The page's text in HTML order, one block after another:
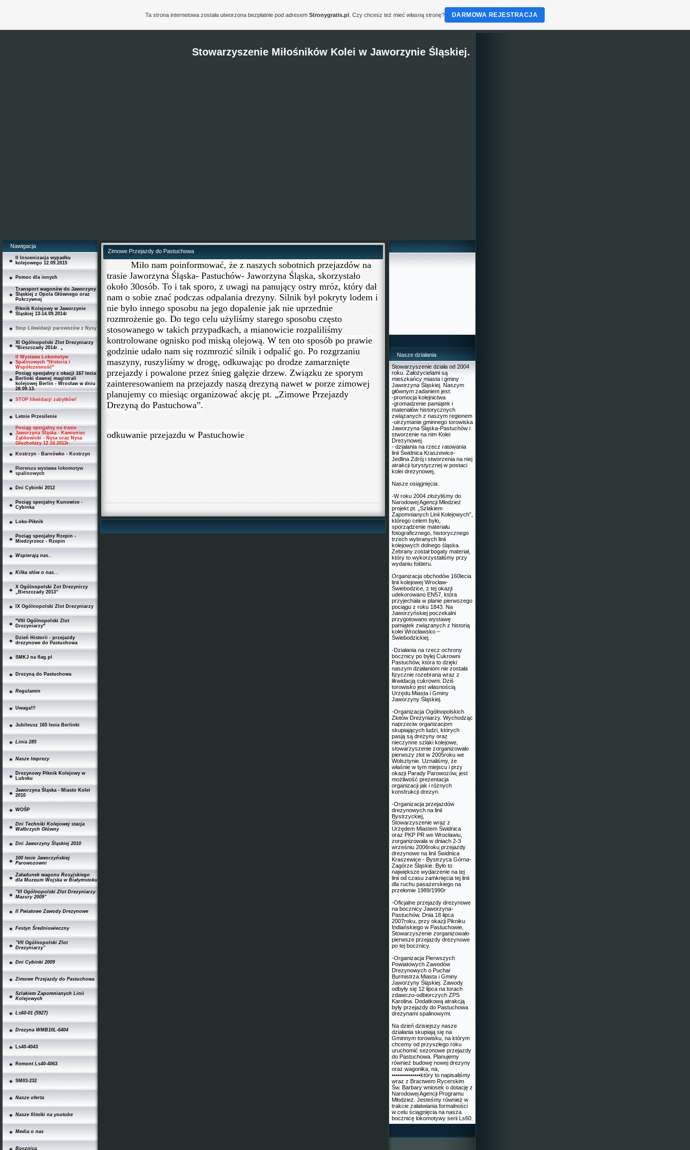
Stowarzyszenie Miłośników Kolei w Jaworzynie Śląskiej.
Nawigacja
II Inscenizacja wypadku
kolejowego 12.09.2015
Pomoc dla innych
Transport wagonów do Jaworzyny
Śląskiej z Opola Głównego oraz
Pokrzywnej
Piknik Kolejowy w Jaworzynie
Śląskiej 13-14.09.2014r
Stop Likwidacji parowozów z Nysy
XI Ogólnopolski Zlot Drezyniarzy
"Bieszczady 2014r. „
II Wystawa Lokomotyw
Spalinowych "Historia i
Współczesność"
Pociąg specjalny z okazji 167 lecia
Berlinki dawnej magistrali
kolejowej Berlin - Wrocław w dniu
28.09.13.
STOP likwidacji zabytków!
Letnie Przesilenie
Pociąg specjalny na trasie
Jaworzyna Śląska - Kamieniec
Ząbkowicki - Nysa oraz Nysa
Głuchołazy 12.10.2013r.
Kostrzyn - Barnówko - Kostrzyn
Pierwsza wystawa lokomotyw
spalinowych
Dni Cybinki 2012
Pociąg specjalny Kunowice -
Cybinka
Loko-Piknik
Pociąg specjalny Rzepin -
Miedzyrzecz - Rzepin
Wspierają nas..
Kilka słów o nas...
X Ogólnopolski Zot Drezynirzy
„Bieszczady 2013”
IX Ogólnopolski Zlot Drezyniarzy
"VIII Ogólnopolski Zlot
Drezyniarzy"
Dzień Historii - przejazdy
drezynowe do Pastuchowa
SMKJ na flag.pl
Drezyną do Pastuchowa
Regulamin
Uwaga!!!
Jubileusz 165 lecia Berlinki
Linia 285
Nasze Imprezy
Drezynowy Piknik Kolejowy w
Lubsku
Jaworzyna Śląska - Miasto Kolei
2010
WOŚP
Dni Techniki Kolejowej stacja
Wałbrzych Główny
Dni Jaworzyny Śląskiej 2010
100 lecie Jaworzyńskiej
Parowozowni
Załadunek wagonu Rosyjskiego
dla Muzeum Wojska w Białymstoku
"VI Ogólnopolski Zlot Drezyniarzy
Mazury 2009"
II Pwiatowe Zawody Drezynowe
Festyn Średniowieczny
"VII Ogólnopolski Zlot
Drezyniarzy"
Dni Cybinki 2009
Zimowe Przejazdy do Pastuchowa
Szlakiem Zapomnianych Linii
Kolejowych
Ls60-01 (5927)
Drezyna WMB10L-6404
Ls40-4043
Remont Ls40-4063
SM03-232
Nasze oferta
Nasze filmiki na youtube
Media o nas
Bocznica
Zimowe Przejazdy do Pastuchowa
Miło nam poinformować, że z naszych sobotnich przejazdów na
trasie Jaworzyna Śląska- Pastuchów- Jaworzyna Śląska, skorzystało
około 30osób. To i tak sporo, z uwagi na panujący ostry mróz, który dał
nam o sobie znać podczas odpalania drezyny. Silnik był pokryty lodem i
nie było innego sposobu na jego dopalenie jak nie uprzednie
rozmrożenie go. Do tego celu użyliśmy starego sposobu często
stosowanego w takich przypadkach, a mianowicie rozpaliliśmy
kontrolowane ognisko pod miską olejową. W ten oto sposób po prawie
godzinie udało nam się rozmrozić silnik i odpalić go. Po rozgrzaniu
maszyny, ruszyliśmy w drogę, odkuwając po drodze zamarznięte
przejazdy i powalone przez śnieg gałęzie drzew. Związku ze sporym
zainteresowaniem na przejazdy naszą drezyną nawet w porze zimowej
planujemy co miesiąc organizować akcję pt. „Zimowe Przejazdy
Drezyną do Pastuchowa”.
odkuwanie przejazdu w Pastuchowie
Nasze działania
Stowarzyszenie działa od 2004
roku. Założycielami są
mieszkańcy miasta i gminy
Jaworzyna Śląskiej. Naszym
głównym zadaniem jest:
-promocja kolejnictwa
-gromadzenie pamiątek i
materiałów historycznych
związanych z naszym regionem
-utrzymanie gminnego torowiska
Jaworzyna Śląska-Pastuchów i
stworzenie na nim Kolei
Drezynowej.
- działania na rzecz ratowania
linii Świdnica Kraszewice-
Jedlina Zdrój i stworzenia na niej
atrakcji turystycznej w postaci
kolei drezynowej,
Nasze osiągnięcia:
-W roku 2004 złożyliśmy do
Narodowej Agencji Młodzież
projekt pt. „Szlakiem
Zapomnianych Linii Kolejowych”,
którego celem było,
sporządzenie materiału
fotograficznego, historycznego
trzech wybranych linii
kolejowych dolnego śląska.
Zebrany został bogaty materiał,
który to wykorzystaliśmy przy
wydaniu folderu.
Organizacja obchodów 160lecia
linii kolejowej Wrocław-
Świebodzice, z tej okazji
udekorowano EN57, która
przyjechała w planie pierwszego
pociągu z roku 1843. Na
Jaworzyńskiej poczekalni
przygotowano wystawę
pamiątek związanych z historią
kolei Wrocławsko –
Świebodzickiej.
-Działania na rzecz ochrony
bocznicy po byłej Cukrowni
Pastuchów, która to dzięki
naszym działaniom nie została
fizycznie rozebrana wraz z
likwidacją cukrowni. Dziś
torowisko jest własnością
Urzędu Miasta i Gminy
Jaworzyny Śląskiej.
-Organizacja Ogólnopolskich
Zlotów Drezyniarzy. Wychodząc
naprzeciw organizacjom
skupiających ludzi, których
pasją są drezyny oraz
nieczynne szlaki kolejowe,
stowarzyszenie zorganizowało
pierwszy zlot w 2005roku we
Wolsztynie. Uznaliśmy, że
właśnie w tym miejscu i przy
okazji Parady Parowozów, jest
możliwość prezentacja
organizacji jak i różnych
konstrukcji drezyn.
-Organizacja przejazdów
drezynowych na linii
Bystrzyckiej,
Stowarzyszenie wraz z
Urzędem Miastem Świdnica
oraz PKP PR we Wrocławiu,
zorganizowała w dniach 2-3
wrześniu 2006roku przejazdy
drezynowe na linii Świdnica
Kraszewice - Bystrzyca Górna-
Zagórze Śląskie. Było to
największe wydarzenie na tej
linii od czasu zamknięcia tej linii
dla ruchu pasażerskiego na
przełomie 1989/1990r
-Oficjalne przejazdy drezynowe
na bocznicy Jaworzyna-
Pastuchów. Dnia 18 lipca
2007roku, przy okazji Pikniku
Indiańskiego w Pastuchowie,
Stowarzyszenie zorganizowało
pierwsze przejazdy drezynowe
po tej bocznicy.
-Organizacja Pierwszych
Powiatowych Zawodów
Drezynowych o Puchar
Burmistrza Miasta i Gminy
Jaworzyny Śląskiej. Zawody
odbyły się 12 lipca na torach
zdawczo-odbiorczych ZPS
Karolina. Dodatkową atrakcją
były przejazdy do Pastuchowa
drezynami spalinowymi.
Na dzień dzisiejszy nasze
działania skupiają się na
Gminnym torowisku, na którym
chcemy od przyszłego roku
uruchomić sezonowe przejazdy
do Pastuchowa. Planujemy
również budowę nowej drezyny
oraz wagonika, na,
••••••••••••••który to napisaliśmy
wraz z Bractwem Rycerskim
Św. Barbary wniosek o dotację z
Narodowej Agencji Programu
Młodzież. Jesteśmy również w
trakcie załatwiania formalności
w celu ściągnięcia na nasza
bocznicę lokomotywy serii Ls60.
Ta strona internetowa została utworzona bezpłatnie pod adresem Stronygratis.pl. Czy chcesz też mieć własną stronę? DARMOWA REJESTRACJA